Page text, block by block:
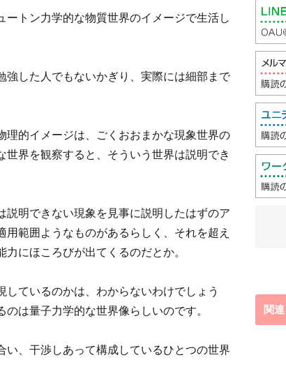
トン力学的な物質世界のイメージで生活し
強した人でもないかぎり、実際には細部まで
理的イメージは、ごくおおまかな現象世界の
界を観察すると、そういう世界は説明でき
明できない現象を見事に説明したはずのア
範囲ようなものがあるらしく、それを超え
にほころびが出てくるのだとか。
ているのかは、わからないわけでしょう
は量子力学的な世界像らしいのです。
、干渉しあって構成しているひとつの世界
関